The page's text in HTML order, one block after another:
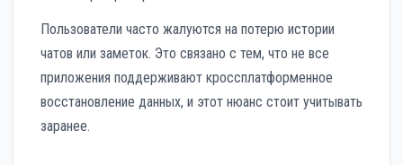
Пользователи часто жалуются на потерю истории
чатов или заметок. Это связано с тем, что не все
приложения поддерживают кроссплатформенное
восстановление данных, и этот нюанс стоит учитывать
заранее.